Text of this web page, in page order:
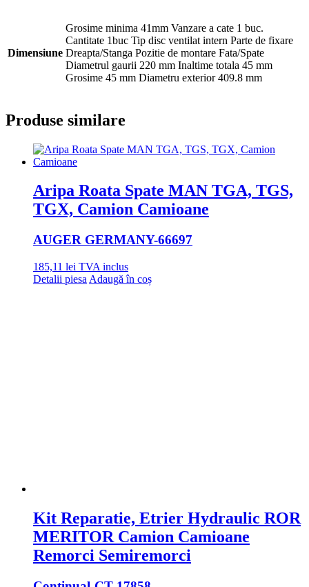
Dimensiune
Grosime minima 41mm Vanzare a cate 1 buc.
Cantitate 1buc Tip disc ventilat intern Parte de fixare
Dreapta/Stanga Pozitie de montare Fata/Spate
Diametrul gaurii 220 mm Inaltime totala 45 mm
Grosime 45 mm Diametru exterior 409.8 mm
Produse similare
Aripa Roata Spate MAN TGA, TGS,
TGX, Camion Camioane
AUGER GERMANY-66697
185,11 lei TVA inclus
Detalii piesa Adaugă în coș
Kit Reparatie, Etrier Hydraulic ROR
MERITOR Camion Camioane
Remorci Semiremorci